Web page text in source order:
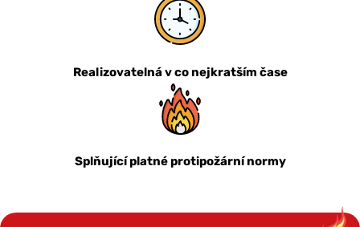
Realizovatelná v co nejkratším čase
Splňující platné protipožární normy